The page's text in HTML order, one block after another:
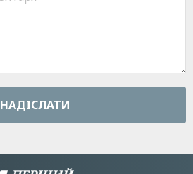
НАДIСЛАТИ